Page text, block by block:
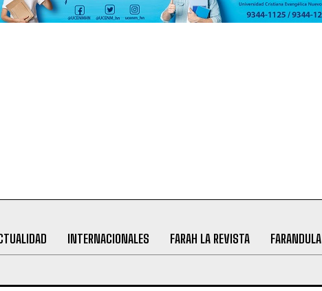
INTERNACIONALES FARAH LA REVISTA FARANDULA